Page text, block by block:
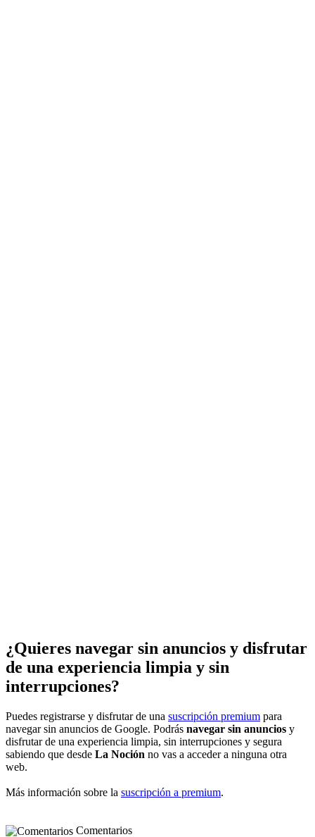
¿Quieres navegar sin anuncios y disfrutar
de una experiencia limpia y sin
interrupciones?
Puedes registrarse y disfrutar de una suscripción premium para
navegar sin anuncios de Google. Podrás navegar sin anuncios y
disfrutar de una experiencia limpia, sin interrupciones y segura
sabiendo que desde La Noción no vas a acceder a ninguna otra
web.
Más información sobre la suscripción a premium.
Comentarios